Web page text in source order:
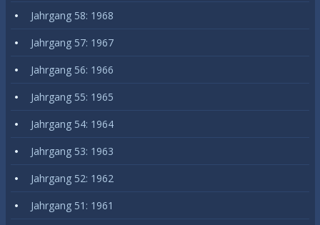
Jahrgang 58: 1968
Jahrgang 57: 1967
Jahrgang 56: 1966
Jahrgang 55: 1965
Jahrgang 54: 1964
Jahrgang 53: 1963
Jahrgang 52: 1962
Jahrgang 51: 1961